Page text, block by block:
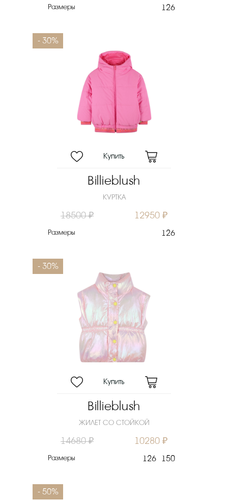
Размеры 126
- 30%
Billieblush
КУРТКА
18500 ₽ 12950 ₽
Размеры 126
- 30%
Billieblush
ЖИЛЕТ СО СТОЙКОЙ
14680 ₽ 10280 ₽
Размеры 126 150
- 50%